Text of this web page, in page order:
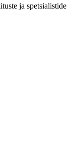
ja spetsialistide